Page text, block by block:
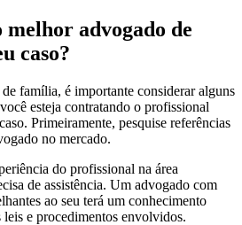
melhor advogado de
caso?
família, é importante considerar alguns
esteja contratando o profissional
Primeiramente, pesquise referências
no mercado.
do profissional na área
de assistência. Um advogado com
ao seu terá um conhecimento
e procedimentos envolvidos.